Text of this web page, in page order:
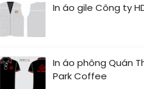
In áo gile Công ty
In áo phông Quán
Park Coffee